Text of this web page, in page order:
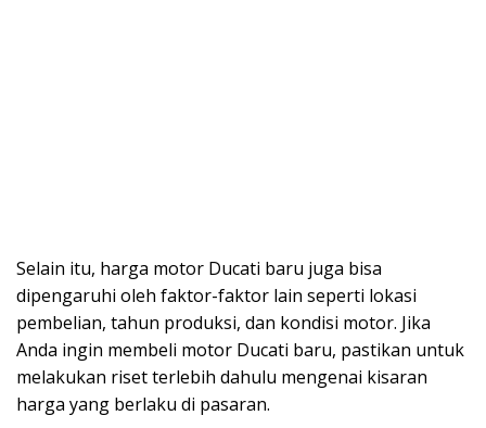
Selain itu, harga motor Ducati baru juga bisa
dipengaruhi oleh faktor-faktor lain seperti lokasi
pembelian, tahun produksi, dan kondisi motor. Jika
Anda ingin membeli motor Ducati baru, pastikan untuk
melakukan riset terlebih dahulu mengenai kisaran
harga yang berlaku di pasaran.